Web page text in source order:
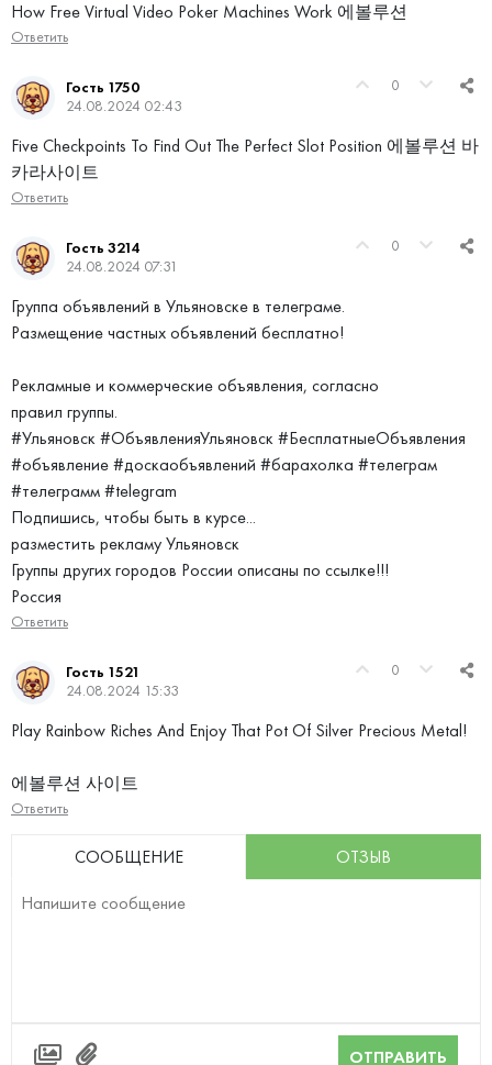
How Free Virtual Video Poker Machines Work 에볼루션
Ответить
0
Гость 1750
24.08.2024 02:43
Five Checkpoints To Find Out The Perfect Slot Position 에볼루션 바
카라사이트
Ответить
0
Гость 3214
24.08.2024 07:31
Группа объявлений в Ульяновске в телеграме.
Размещение частных объявлений бесплатно!
Рекламные и коммерческие объявления, согласно
правил группы.
#Ульяновск #ОбъявленияУльяновск #БесплатныеОбъявления
#объявление #доскаобъявлений #барахолка #телеграм
#телеграмм #telegram
Подпишись, чтобы быть в курсе...
разместить рекламу Ульяновск
Группы других городов России описаны по ссылке!!!
Россия
Ответить
0
Гость 1521
24.08.2024 15:33
Play Rainbow Riches And Enjoy That Pot Of Silver Precious Metal!
에볼루션 사이트
Ответить
СООБЩЕНИЕ ОТЗЫВ
ОТПРАВИТЬ